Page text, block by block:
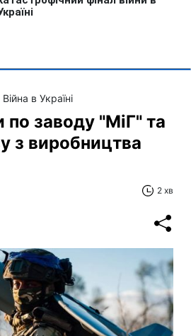
Війна в Україні
заводу "МіГ" та
з виробництва
2 хв